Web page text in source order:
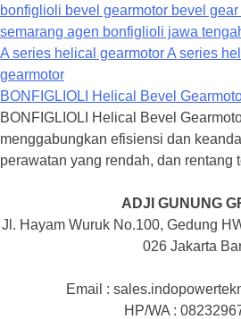
BONFIGLIOLI Helical Bevel
BONFIGLIOLI Helical Bevel
menggabungkan efisiensi dan
perawatan yang rendah, dan rentang
ADJI GUNUNG
Jl. Hayam Wuruk No.100, Gedung
026 Jakarta
Email :
HP/WA :